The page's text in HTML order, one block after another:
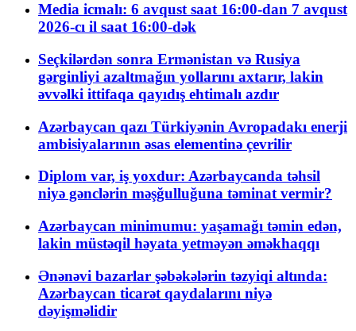
Media icmalı: 6 avqust saat 16:00-dan 7 avqust
2026-cı il saat 16:00-dək
Seçkilərdən sonra Ermənistan və Rusiya
gərginliyi azaltmağın yollarını axtarır, lakin
əvvəlki ittifaqa qayıdış ehtimalı azdır
Azərbaycan qazı Türkiyənin Avropadakı enerji
ambisiyalarının əsas elementinə çevrilir
Diplom var, iş yoxdur: Azərbaycanda təhsil
niyə gənclərin məşğulluğuna təminat vermir?
Azərbaycan minimumu: yaşamağı təmin edən,
lakin müstəqil həyata yetməyən əməkhaqqı
Ənənəvi bazarlar şəbəkələrin təzyiqi altında:
Azərbaycan ticarət qaydalarını niyə
dəyişməlidir